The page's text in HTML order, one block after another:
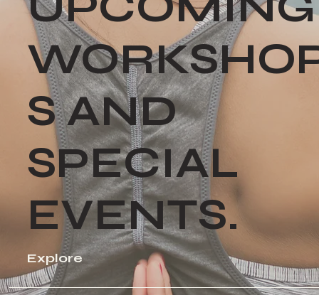
S AND
SPECIAL
EVENTS.
Explore